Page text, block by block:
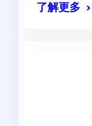
了解更多